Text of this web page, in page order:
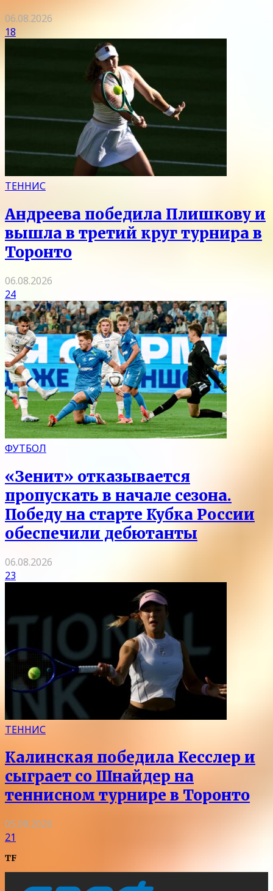
06.08.2026
18
ТЕННИС
Андреева победила Плишкову и
вышла в третий круг турнира в
Торонто
06.08.2026
24
ФУТБОЛ
«Зенит» отказывается
пропускать в начале сезона.
Победу на старте Кубка России
обеспечили дебютанты
06.08.2026
23
ТЕННИС
Калинская победила Кесслер и
сыграет со Шнайдер на
теннисном турнире в Торонто
05.08.2026
21
TF